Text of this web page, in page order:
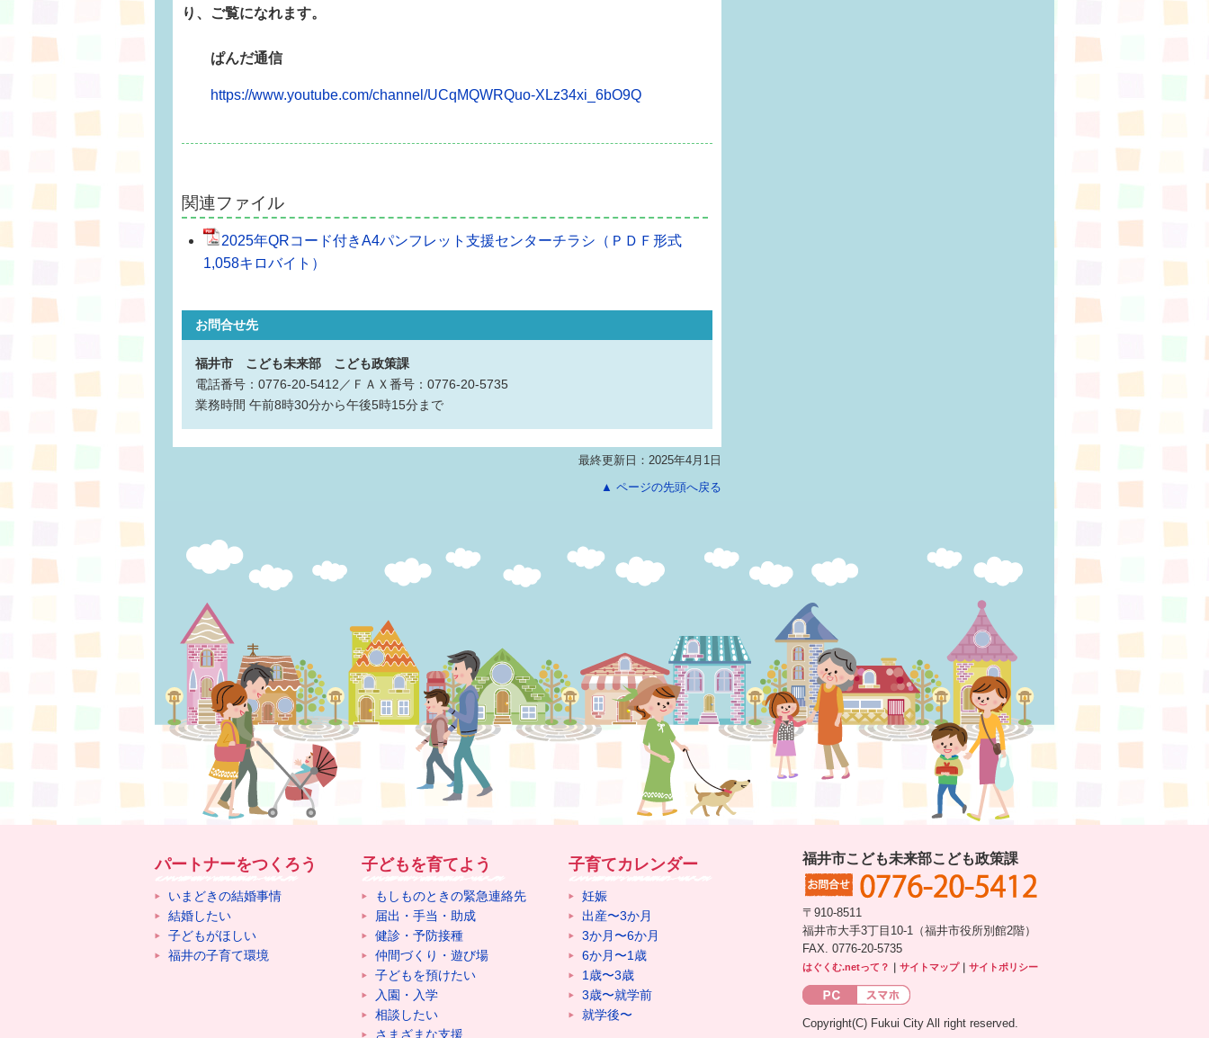
り、ご覧になれます。
ぱんだ通信
https://www.youtube.com/channel/UCqMQWRQuo-XLz34xi_6bO9Q
関連ファイル
2025年QRコード付きA4パンフレット支援センターチラシ（ＰＤＦ形式
1,058キロバイト）
お問合せ先
福井市 こども未来部 こども政策課
電話番号：0776-20-5412／ＦＡＸ番号：0776-20-5735
業務時間 午前8時30分から午後5時15分まで
最終更新日：2025年4月1日
▲ ページの先頭へ戻る
パートナーをつくろう
いまどきの結婚事情
結婚したい
子どもがほしい
福井の子育て環境
子どもを育てよう
もしものときの緊急連絡先
届出・手当・助成
健診・予防接種
仲間づくり・遊び場
子どもを預けたい
入園・入学
相談したい
さまざまな支援
子育てカレンダー
妊娠
出産〜3か月
3か月〜6か月
6か月〜1歳
1歳〜3歳
3歳〜就学前
就学後〜
福井市こども未来部こども政策課
〒910-8511
福井市大手3丁目10-1（福井市役所別館2階）
FAX. 0776-20-5735
はぐくむ.netって？ サイトマップ｜ サイトポリシー
Copyright(C) Fukui City All right reserved.